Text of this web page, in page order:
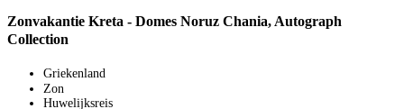
Zonvakantie Kreta - Domes Noruz Chania, Autograph
Collection
Griekenland
Zon
Huwelijksreis